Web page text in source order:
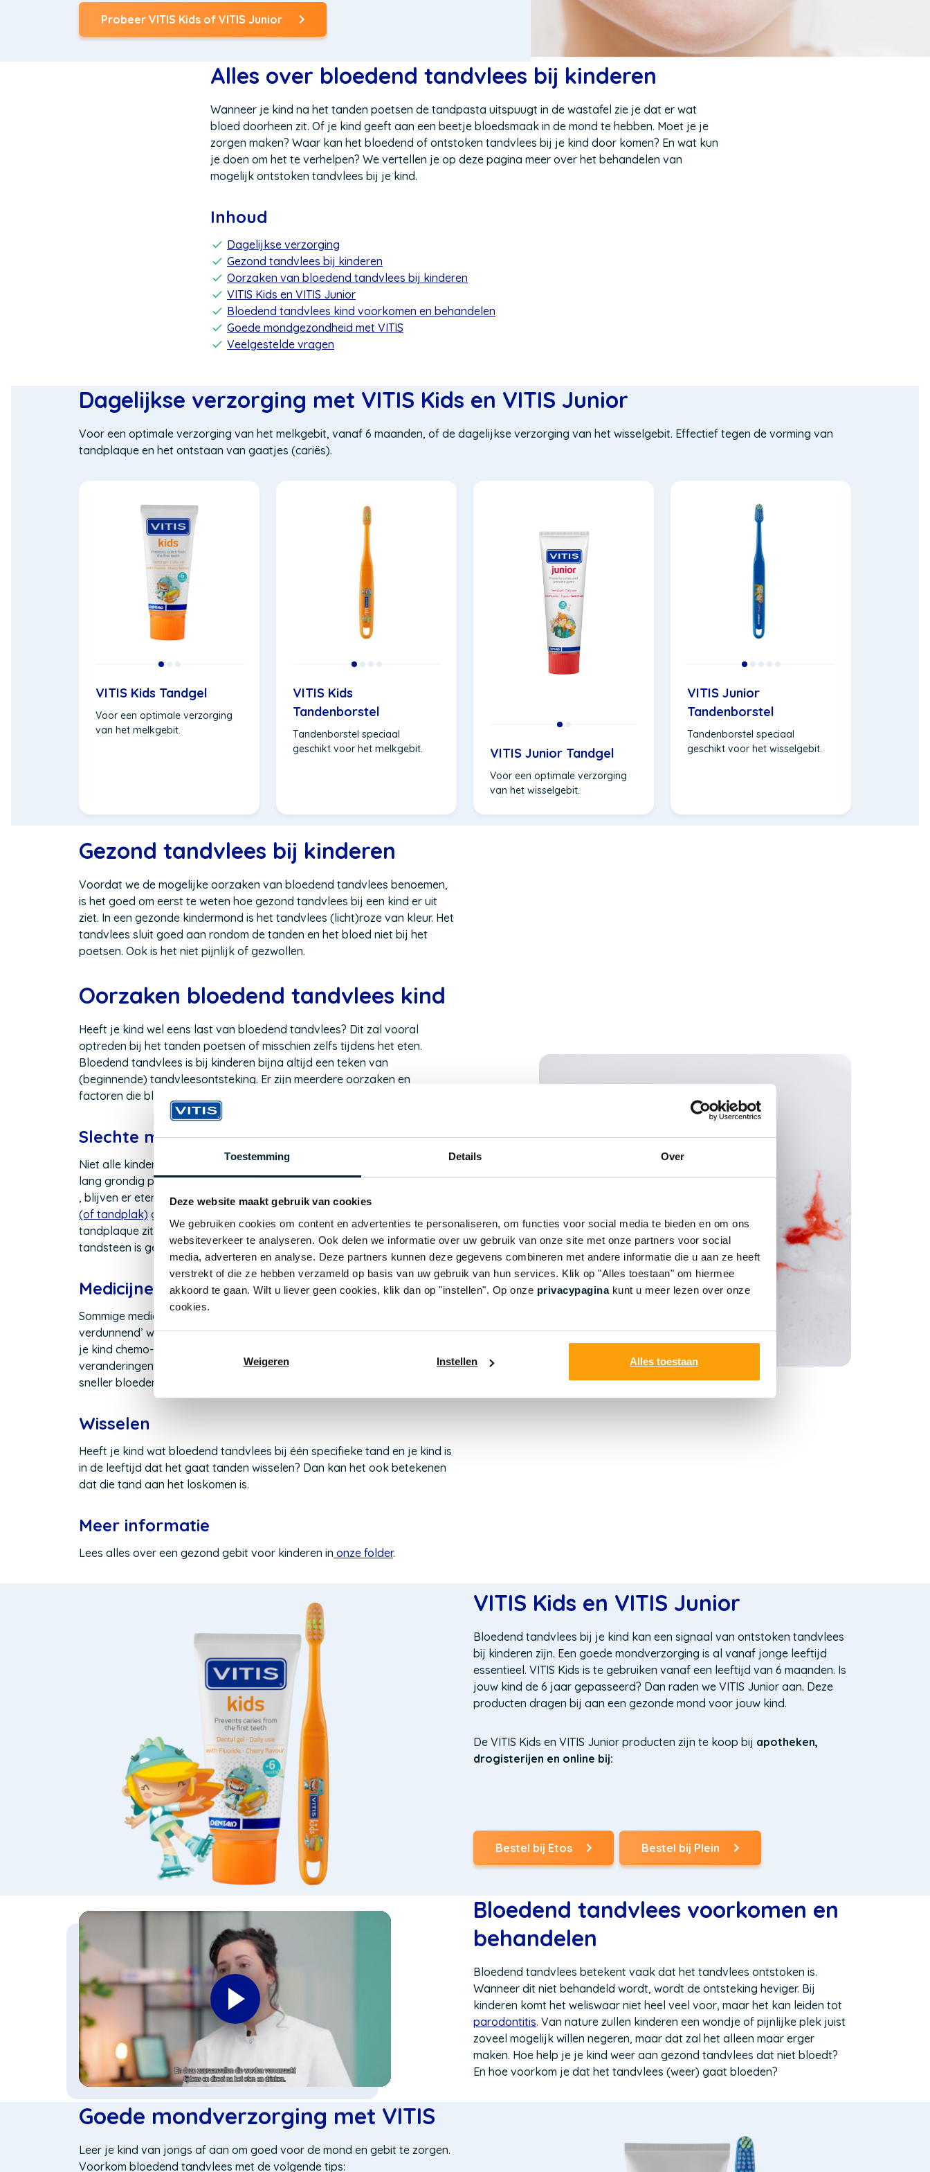
Toestemming Details Over
Deze website maakt gebruik van cookies
We gebruiken cookies om content en advertenties te personaliseren, om functies voor social media te bieden en om ons
websiteverkeer te analyseren. Ook delen we informatie over uw gebruik van onze site met onze partners voor social
media, adverteren en analyse. Deze partners kunnen deze gegevens combineren met andere informatie die u aan ze heeft
verstrekt of die ze hebben verzameld op basis van uw gebruik van hun services. Klik op "Alles toestaan" om hiermee
akkoord te gaan. Wilt u liever geen cookies, klik dan op "instellen". Op onze privacypaginakunt u meer lezen over onze
cookies.
Weigeren Instellen Alles toestaan
Probeer VITIS Kids of VITIS Junior
Alles over bloedend tandvlees bij kinderen
Wanneer je kind na het tanden poetsen de tandpasta uitspuugt in de wastafel zie je dat er wat
bloed doorheen zit. Of je kind geeft aan een beetje bloedsmaak in de mond te hebben. Moet je je
zorgen maken? Waar kan het bloedend of ontstoken tandvlees bij je kind door komen? En wat kun
je doen om het te verhelpen? We vertellen je op deze pagina meer over het behandelen van
mogelijk ontstoken tandvlees bij je kind.
Inhoud
Dagelijkse verzorging
Gezond tandvlees bij kinderen
Oorzaken van bloedend tandvlees bij kinderen
VITIS Kids en VITIS Junior
Bloedend tandvlees kind voorkomen en behandelen
Goede mondgezondheid met VITIS
Veelgestelde vragen
Dagelijkse verzorging met VITIS Kids en VITIS Junior
Voor een optimale verzorging van het melkgebit, vanaf 6 maanden, of de dagelijkse verzorging van het wisselgebit. Effectief tegen de vorming van
tandplaque en het ontstaan van gaatjes (cariës).
VITIS Kids Tandgel
Voor een optimale verzorging
van het melkgebit.
VITIS Kids
Tandenborstel
Tandenborstel speciaal
geschikt voor het melkgebit.
VITIS Junior Tandgel
Voor een optimale verzorging
van het wisselgebit.
VITIS Junior
Tandenborstel
Tandenborstel speciaal
geschikt voor het wisselgebit.
Gezond tandvlees bij kinderen
Voordat we de mogelijke oorzaken van bloedend tandvlees benoemen,
is het goed om eerst te weten hoe gezond tandvlees bij een kind er uit
ziet. In een gezonde kindermond is het tandvlees (licht)roze van kleur. Het
tandvlees sluit goed aan rondom de tanden en het bloed niet bij het
poetsen. Ook is het niet pijnlijk of gezwollen.
Oorzaken bloedend tandvlees kind
Heeft je kind wel eens last van bloedend tandvlees? Dit zal vooral
optreden bij het tanden poetsen of misschien zelfs tijdens het eten.
Bloedend tandvlees is bij kinderen bijna altijd een teken van
(beginnende) tandvleesontsteking. Er zijn meerdere oorzaken en
factoren die bloedend tandvlees kunnen veroorzaken.
Slechte mondhygiëne
Niet alle kinderen zijn dol op tanden poetsen, laat staan twee minuten
lang grondig poetsen. En dat twee keer per dag. Als zeniet goed poetsen
(Opent
in
een
nieuw
, blijven er etensresten en bacteriën achter op de tanden die
(of tandplak) gaan vormen, dit zorgt voor een gelig laagje. Blijft
tandplaque zitten, wordt het harder en wordt het tandsteen. Ook de
tandsteen is gelig van kleur.
Medicijnen
Sommige medicijnen kunnen bloed verdunnend werken. Met ‘bloed
verdunnend’ wordt eigenlijk bedoeld dat het bloed minder snel stolt. Als
je kind chemo- of radiotherapie moet ondergaan, kunnen er
veranderingen optreden in het mondslijmvlies en kan het tandvlees
sneller bloeden.
Wisselen
Heeft je kind wat bloedend tandvlees bij één specifieke tand en je kind is
in de leeftijd dat het gaat tanden wisselen? Dan kan het ook betekenen
dat die tand aan het loskomen is.
Meer informatie
Lees alles over een gezond gebit voor kinderen in onze folder.
VITIS Kids en VITIS Junior
Bloedend tandvlees bij je kind kan een signaal van ontstoken tandvlees
bij kinderen zijn. Een goede mondverzorging is al vanaf jonge leeftijd
essentieel. VITIS Kids is te gebruiken vanaf een leeftijd van 6 maanden. Is
jouw kind de 6 jaar gepasseerd? Dan raden we VITIS Junior aan. Deze
producten dragen bij aan een gezonde mond voor jouw kind.
De VITIS Kids en VITIS Junior producten zijn te koop bij apotheken,
drogisterijen en online bij:
Bestel bij Etos
(Opent
in
venster)
Bestel bij Plein
(Opent
in
venster)
Bloedend tandvlees voorkomen en
behandelen
Bloedend tandvlees betekent vaak dat het tandvlees ontstoken is.
Wanneer dit niet behandeld wordt, wordt de ontsteking heviger. Bij
kinderen komt het weliswaar niet heel veel voor, maar het kan leiden tot
parodontitis. Van nature zullen kinderen een wondje of pijnlijke plek juist
zoveel mogelijk willen negeren, maar dat zal het alleen maar erger
maken. Hoe help je je kind weer aan gezond tandvlees dat niet bloedt?
En hoe voorkom je dat het tandvlees (weer) gaat bloeden?
Goede mondverzorging met VITIS
Leer je kind van jongs af aan om goed voor de mond en gebit te zorgen.
Voorkom bloedend tandvlees met de volgende tips: